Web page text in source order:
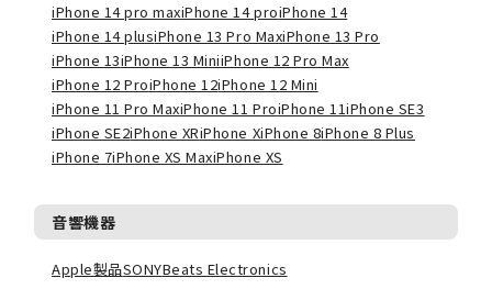
iPhone 14 pro maxiPhone 14 proiPhone 14
iPhone 14 plusiPhone 13 Pro MaxiPhone 13 Pro
iPhone 13iPhone 13 MiniiPhone 12 Pro Max
iPhone 12 ProiPhone 12iPhone 12 Mini
iPhone 11 Pro MaxiPhone 11 ProiPhone 11iPhone SE3
iPhone SE2iPhone XRiPhone XiPhone 8iPhone 8 Plus
iPhone 7iPhone XS MaxiPhone XS
音響機器
Apple製品SONYBeats Electronics